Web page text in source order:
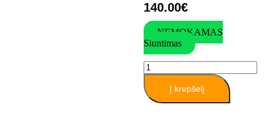
140.00€
NEMOKAMAS
Siuntimas
Į krepšelį